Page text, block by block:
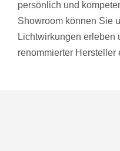
persönlich und
Showroom können Sie
Lichtwirkungen erleben
renommierter Hersteller